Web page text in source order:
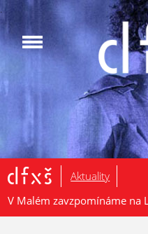
.
Aktuality
V Malém zavzpomínáme na